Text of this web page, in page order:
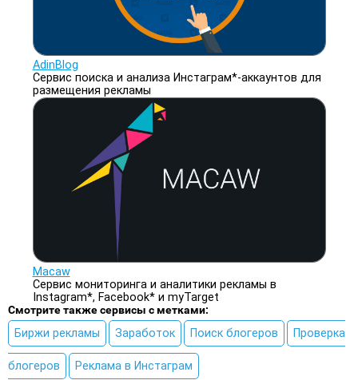
AdinBlog
Сервис поиска и анализа Инстаграм*-аккаунтов для
размещения рекламы
Macaw
Сервис мониторинга и аналитики рекламы в
Instagram*, Facebook* и myTarget
Смотрите также сервисы с метками:
Биржи рекламы
Заработок Поиск блогеров Проверка
блогеров Реклама в Инстаграм